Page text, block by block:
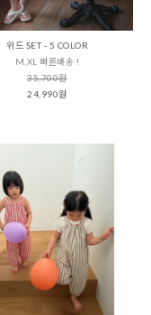
위드 SET - 5 COLOR
M,XL 빠른배송 !
35,700원
24,990원